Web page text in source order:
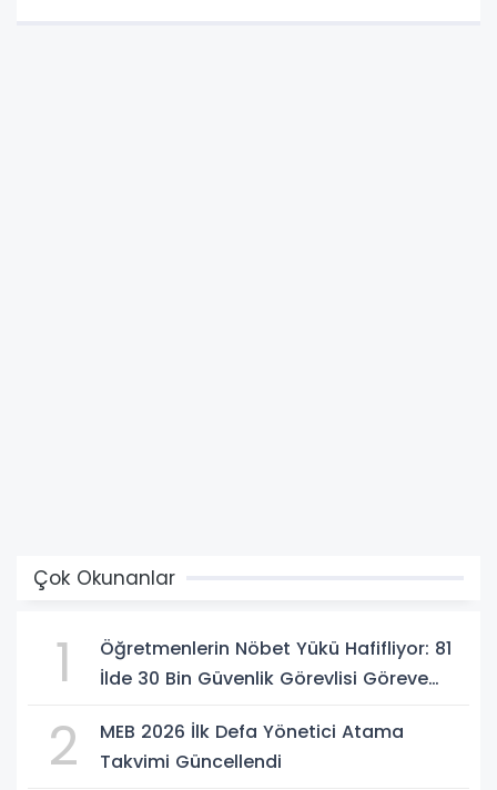
Çok Okunanlar
1
Öğretmenlerin Nöbet Yükü Hafifliyor: 81
İlde 30 Bin Güvenlik Görevlisi Göreve
2
MEB 2026 İlk Defa Yönetici Atama
Takvimi Güncellendi